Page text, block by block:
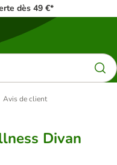
dès 49 €*
Avis de client
Divan